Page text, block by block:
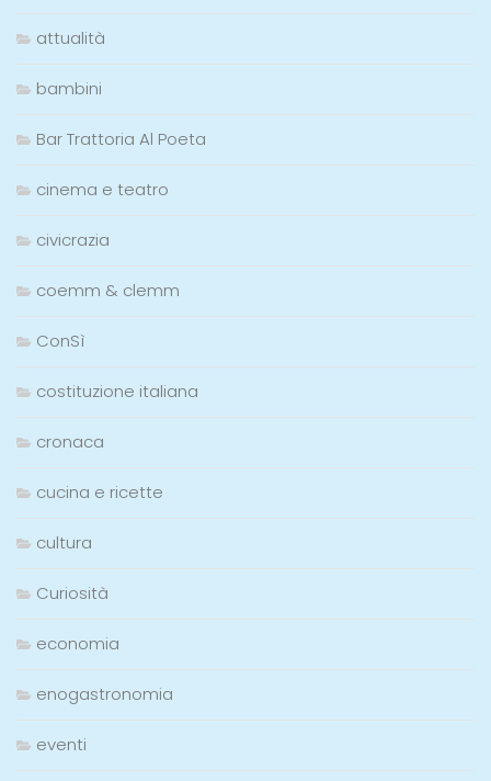
attualità
bambini
Bar Trattoria Al Poeta
cinema e teatro
civicrazia
coemm & clemm
ConSì
costituzione italiana
cronaca
cucina e ricette
cultura
Curiosità
economia
enogastronomia
eventi